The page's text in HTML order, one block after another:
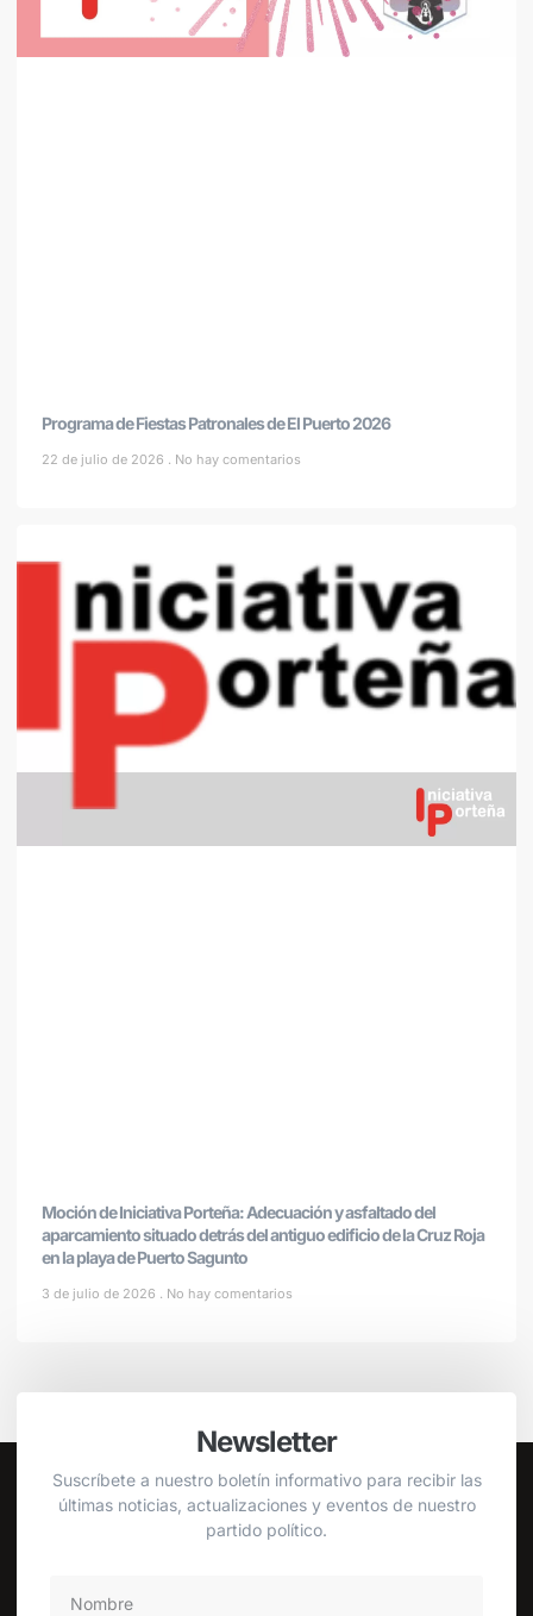
Programa de Fiestas Patronales de El Puerto 2026
22 de julio de 2026 No hay comentarios
Moción de Iniciativa Porteña: Adecuación y asfaltado del
aparcamiento situado detrás del antiguo edificio de la Cruz Roja
en la playa de Puerto Sagunto
3 de julio de 2026 No hay comentarios
Newsletter
Suscríbete a nuestro boletín informativo para recibir las
últimas noticias, actualizaciones y eventos de nuestro
partido político.